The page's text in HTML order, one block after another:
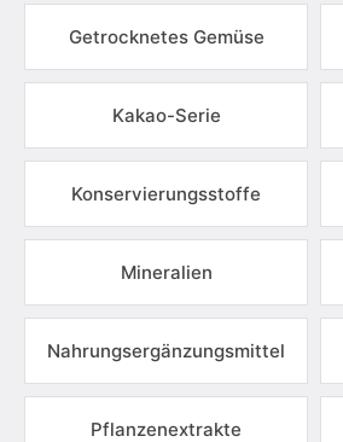
Getrocknetes Gemüse
Kakao-Serie
Konservierungsstoffe
Mineralien
Nahrungsergänzungsmittel
Pflanzenextrakte